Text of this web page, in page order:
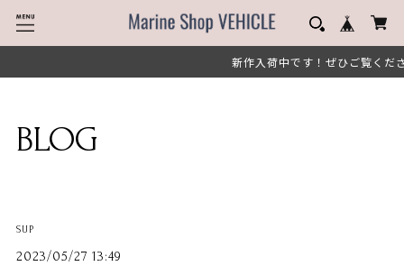
新作入荷中です！ぜひご覧くださ
BLOG
SUP
2023/05/27 13:49